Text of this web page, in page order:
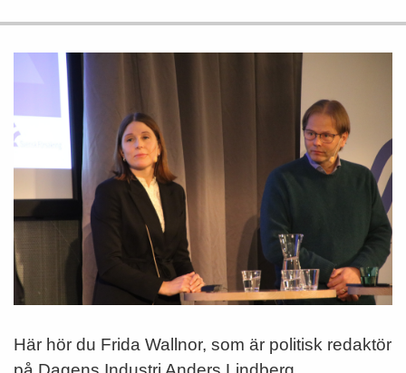
Här hör du Frida Wallnor, som är politisk redaktör